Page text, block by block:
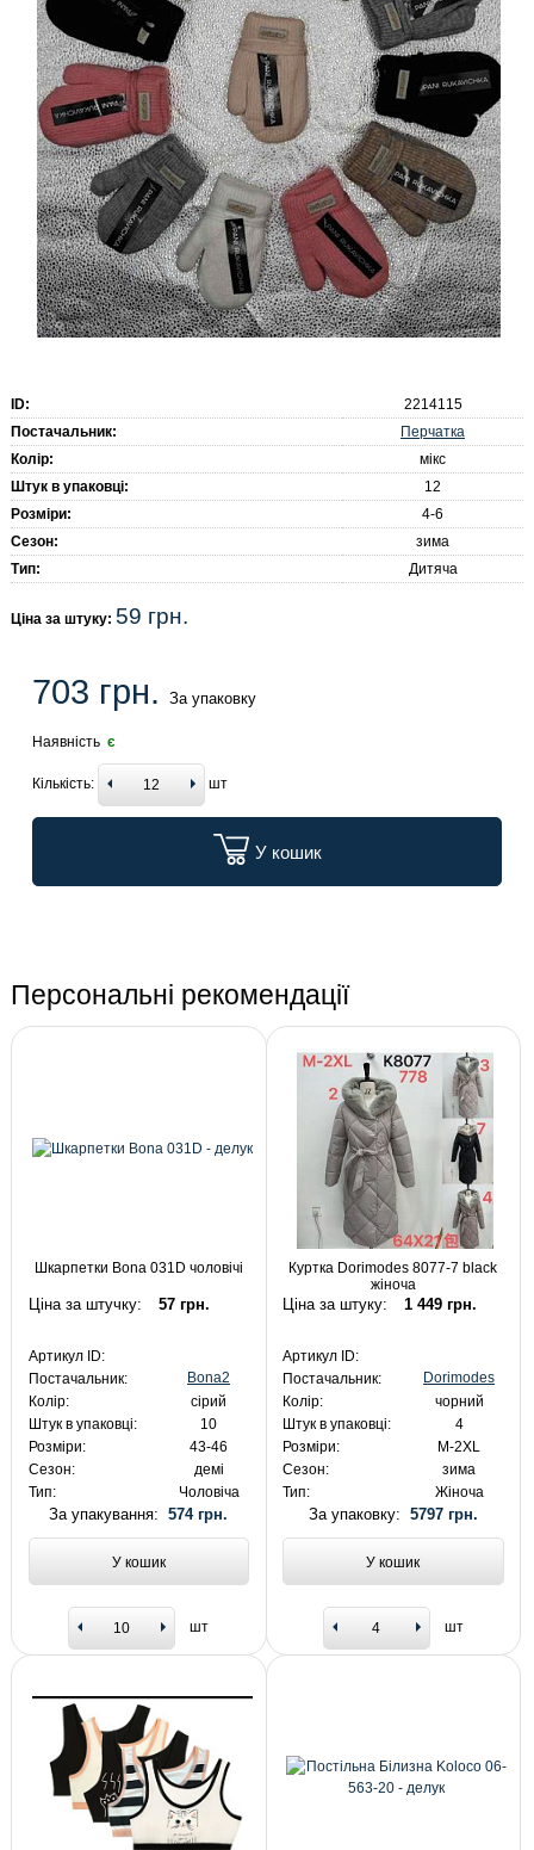
ID:
2214115
Постачальник:
Перчатка
Колір:
мікс
Штук в упаковці:
12
Розміри:
4-6
Сезон:
зима
Тип:
Дитяча
Ціна за штуку: 59 грн.
703 грн. За упаковку
Наявність є
Кількість: шт
У кошик
Персональні рекомендації
Шкарпетки Bona 031D чоловічі
Ціна за штучку: 57 грн.
Артикул ID:
Постачальник:
Bona2
Колір:
сірий
Штук в упаковці:
10
Розміри:
43-46
Сезон:
демі
Тип:
Чоловіча
За упакування:574 грн.
У кошик
шт
Куртка Dorimodes 8077-7 black
жіноча
Ціна за штуку: 1 449 грн.
Артикул ID:
Постачальник:
Dorimodes
Колір:
чорний
Штук в упаковці:
4
Розміри:
M-2XL
Сезон:
зима
Тип:
Жіноча
За упаковку: 5797 грн.
У кошик
шт